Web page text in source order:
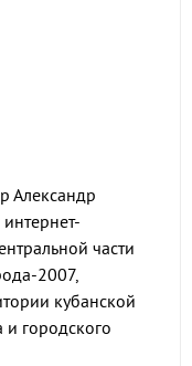
Александр
части
2007,
кубанской
и городского